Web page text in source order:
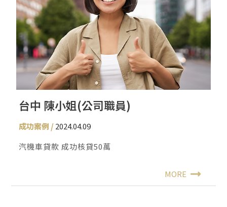
台中 陳小姐(公司職員)
成功案例
2024.04.09
汽機車貸款 成功核貸50萬
MORE